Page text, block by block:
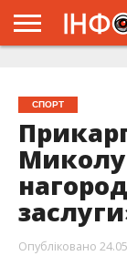
СПОРТ
Опубліковано